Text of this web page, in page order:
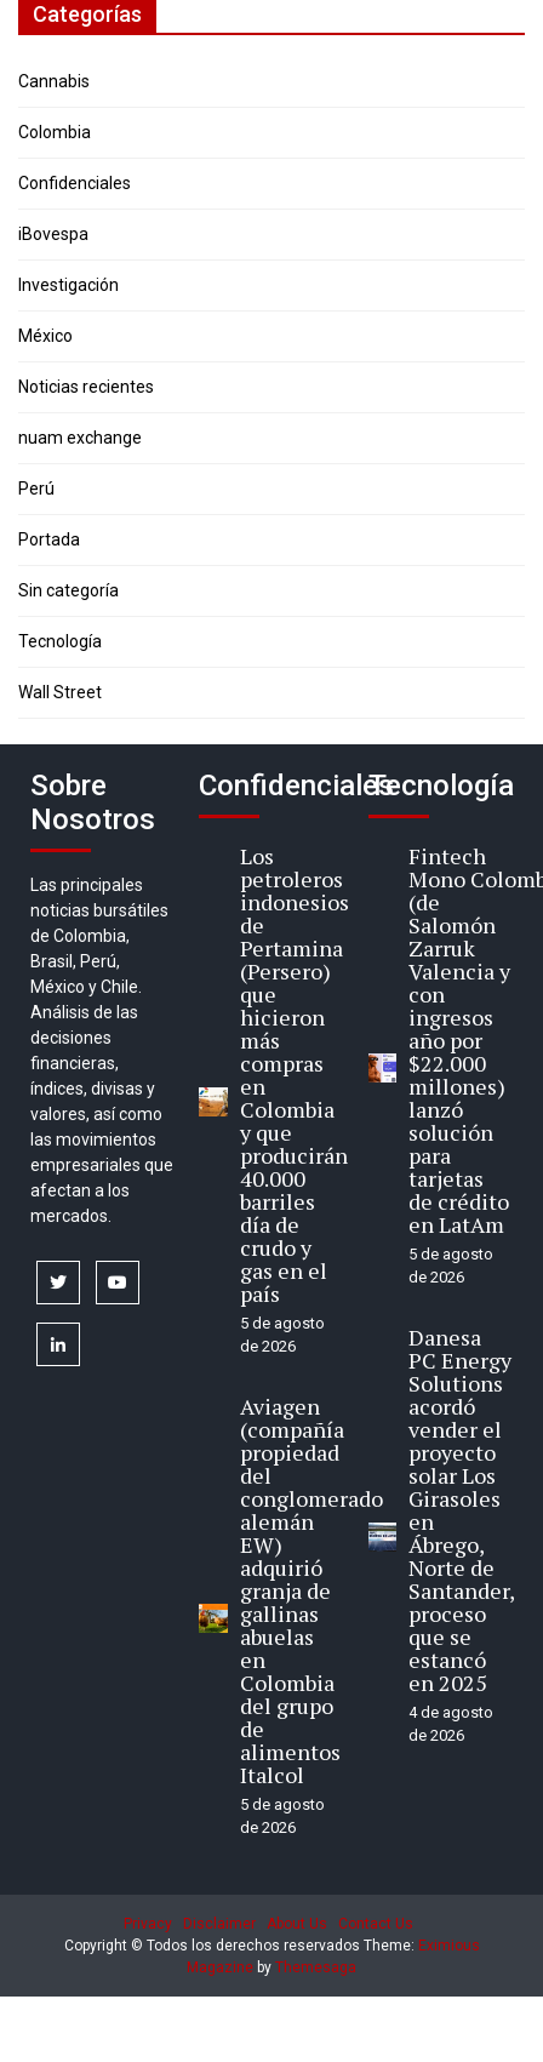
Categorías
Cannabis
Colombia
Confidenciales
iBovespa
Investigación
México
Noticias recientes
nuam exchange
Perú
Portada
Sin categoría
Tecnología
Wall Street
Sobre
Nosotros
Las principales
noticias bursátiles
de Colombia,
Brasil, Perú,
México y Chile.
Análisis de las
decisiones
financieras,
índices, divisas y
valores, así como
las movimientos
empresariales que
afectan a los
mercados.
twitter
linkedin
Confidenciales
Los
petroleros
indonesios
de
Pertamina
(Persero)
que
hicieron
más
compras
en
Colombia
y que
producirán
40.000
barriles
día de
crudo y
gas en el
país
5 de agosto
de 2026
Aviagen
(compañía
propiedad
del
conglomerado
alemán
EW)
adquirió
granja de
gallinas
abuelas
en
Colombia
del grupo
de
alimentos
Italcol
5 de agosto
de 2026
Tecnología
Fintech
Mono
(de
Salomón
Zarruk
Valencia y
con
ingresos
año por
$22.000
millones)
lanzó
solución
para
tarjetas
de crédito
en LatAm
5 de agosto
de 2026
Danesa
PC Energy
Solutions
acordó
vender el
proyecto
solar Los
Girasoles
en
Ábrego,
Norte de
Santander,
proceso
que se
estancó
en 2025
4 de agosto
de 2026
Privacy Disclaimer About Us
Contact Us
Copyright © Todos los derechos reservados Theme: Eximious
Magazine by Themesaga